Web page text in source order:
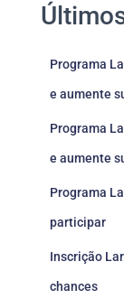
Programa
e aumente
Programa
e aumente
Programa
participar
Inscrição
chances